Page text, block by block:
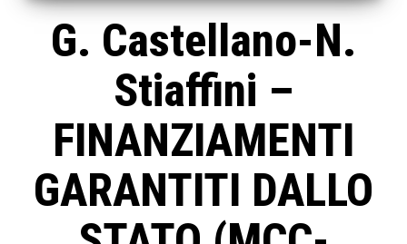
G. Castellano-N.
Stiaffini –
FINANZIAMENTI
GARANTITI DALLO